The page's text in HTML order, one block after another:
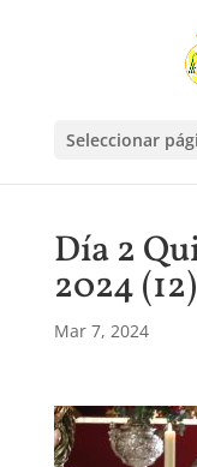
Seleccionar
Día 2
2024 (12)
Mar 7, 2024